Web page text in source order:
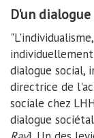
D'un
dialogue social,
directrice de
sociale chez
dialogue